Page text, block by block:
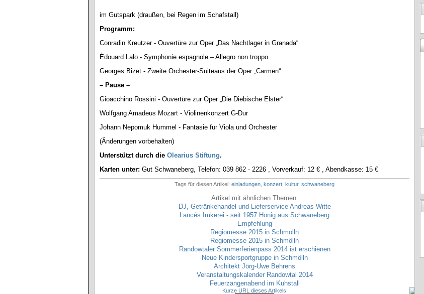
im Gutspark (draußen, bei Regen im Schafstall)
Programm:
Conradin Kreutzer - Ouvertüre zur Oper „Das Nachtlager in Granada“
Èdouard Lalo - Symphonie espagnole – Allegro non troppo
Georges Bizet - Zweite Orchester-Suiteaus der Oper „Carmen“
– Pause –
Gioacchino Rossini - Ouvertüre zur Oper „Die Diebische Elster“
Wolfgang Amadeus Mozart - Violinenkonzert G-Dur
Johann Nepomuk Hummel - Fantasie für Viola und Orchester
(Änderungen vorbehalten)
Unterstützt durch die Olearius Stiftung.
Karten unter: Gut Schwaneberg, Telefon: 039 862 - 2226 , Vorverkauf: 12 € , Abendkasse: 15 €
Tags für diesen Artikel: einladungen konzert kultur, schwaneberg
Artikel mit ähnlichen Themen:
DJ, Getränkehandel und Lieferservice Andreas Witte
Lancés Imkerei - seit 1957 Honig aus Schwaneberg
Empfehlung
Regiomesse 2015 in Schmölln
Regiomesse 2015 in Schmölln
Randowtaler Sommerferienpass 2014 ist erschienen
Neue Kindersportgruppe in Schmölln
Architekt Jörg-Uwe Behrens
Veranstaltungskalender Randowtal 2014
Feuerzangenabend im Kuhstall
Kurze URL dieses Artikels